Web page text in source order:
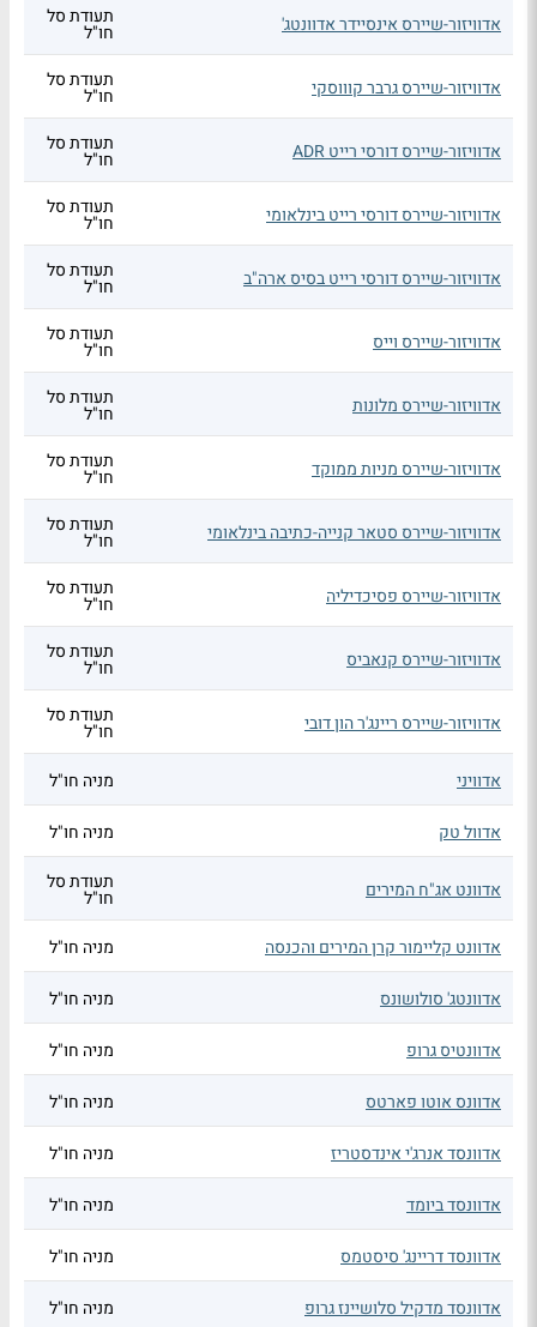
אדוויזור-שיירס אינסיידר אדוונטג' תעודת סל
חו"ל
אדוויזור-שיירס גרבר קוווסקי תעודת סל
חו"ל
אדוויזור-שיירס דורסי רייט ADR תעודת סל
חו"ל
אדוויזור-שיירס דורסי רייט בינלאומי תעודת סל
חו"ל
אדוויזור-שיירס דורסי רייט בסיס ארה"ב תעודת סל
חו"ל
אדוויזור-שיירס וייס תעודת סל
חו"ל
אדוויזור-שיירס מלונות תעודת סל
חו"ל
אדוויזור-שיירס מניות ממוקד תעודת סל
חו"ל
אדוויזור-שיירס סטאר קנייה-כתיבה בינלאומי תעודת סל
חו"ל
אדוויזור-שיירס פסיכדיליה תעודת סל
חו"ל
אדוויזור-שיירס קנאביס תעודת סל
חו"ל
אדוויזור-שיירס ריינג'ר הון דובי תעודת סל
חו"ל
אדוויני
מניה חו"ל
אדוול טק מניה חו"ל
אדוונט אג"ח המירים תעודת סל
חו"ל
אדוונט קליימור קרן המירים והכנסה
מניה חו"ל
אדוונטג' סולושונס מניה חו"ל
אדוונטיס גרופ מניה חו"ל
אדוונס אוטו פארטס מניה חו"ל
אדוונסד אנרג'י אינדסטריז מניה חו"ל
אדוונסד ביומד מניה חו"ל
אדוונסד דריינג' סיסטמס מניה חו"ל
אדוונסד מדקיל סלושיינז גרופ מניה חו"ל